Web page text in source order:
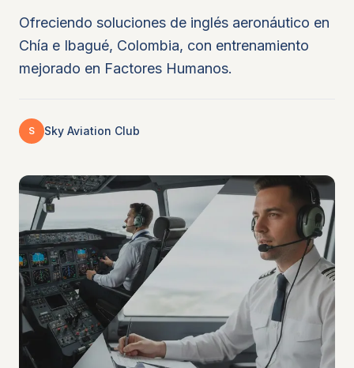
Ofreciendo soluciones de inglés aeronáutico en
Chía e Ibagué, Colombia, con entrenamiento
mejorado en Factores Humanos.
S Sky Aviation Club